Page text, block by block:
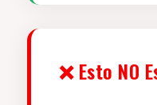
❌ Esto NO